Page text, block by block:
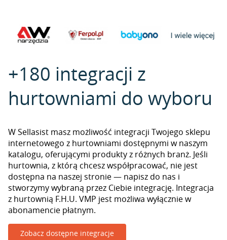
+180 integracji z
hurtowniami do wyboru
W Sellasist masz możliwość integracji Twojego sklepu
internetowego z hurtowniami dostępnymi w naszym
katalogu, oferującymi produkty z różnych branż. Jeśli
hurtownia, z którą chcesz współpracować, nie jest
dostępna na naszej stronie — napisz do nas i
stworzymy wybraną przez Ciebie integrację. Integracja
z hurtownią F.H.U. VMP jest możliwa wyłącznie w
abonamencie płatnym.
Zobacz dostępne integracje